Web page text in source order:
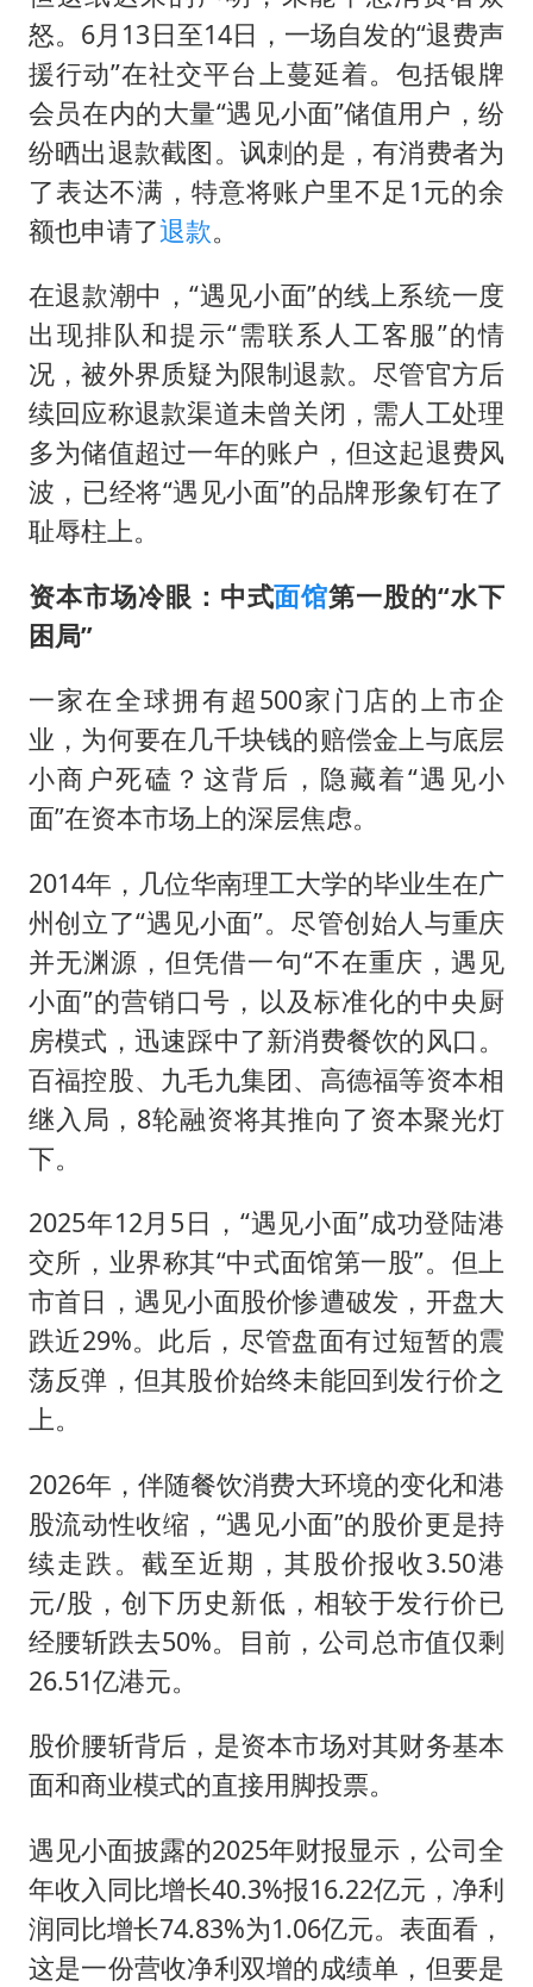
怒。6月13日至14日，一场自发的“退费声
援行动”在社交平台上蔓延着。包括银牌
会员在内的大量“遇见小面”储值用户，纷
纷晒出退款截图。讽刺的是，有消费者为
了表达不满，特意将账户里不足1元的余
额也申请了退款。
在退款潮中，“遇见小面”的线上系统一度
出现排队和提示“需联系人工客服”的情
况，被外界质疑为限制退款。尽管官方后
续回应称退款渠道未曾关闭，需人工处理
多为储值超过一年的账户，但这起退费风
波，已经将“遇见小面”的品牌形象钉在了
耻辱柱上。
资本市场冷眼：中式面馆第一股的“水下
困局”
一家在全球拥有超500家门店的上市企
业，为何要在几千块钱的赔偿金上与底层
小商户死磕？这背后，隐藏着“遇见小
面”在资本市场上的深层焦虑。
2014年，几位华南理工大学的毕业生在广
州创立了“遇见小面”。尽管创始人与重庆
并无渊源，但凭借一句“不在重庆，遇见
小面”的营销口号，以及标准化的中央厨
房模式，迅速踩中了新消费餐饮的风口。
百福控股、九毛九集团、高德福等资本相
继入局，8轮融资将其推向了资本聚光灯
下。
2025年12月5日，“遇见小面”成功登陆港
交所，业界称其“中式面馆第一股”。但上
市首日，遇见小面股价惨遭破发，开盘大
跌近29%。此后，尽管盘面有过短暂的震
荡反弹，但其股价始终未能回到发行价之
上。
2026年，伴随餐饮消费大环境的变化和港
股流动性收缩，“遇见小面”的股价更是持
续走跌。截至近期，其股价报收3.50港
元/股，创下历史新低，相较于发行价已
经腰斩跌去50%。目前，公司总市值仅剩
26.51亿港元。
股价腰斩背后，是资本市场对其财务基本
面和商业模式的直接用脚投票。
遇见小面披露的2025年财报显示，公司全
年收入同比增长40.3%报16.22亿元，净利
润同比增长74.83%为1.06亿元。表面看，
这是一份营收净利双增的成绩单，但要是